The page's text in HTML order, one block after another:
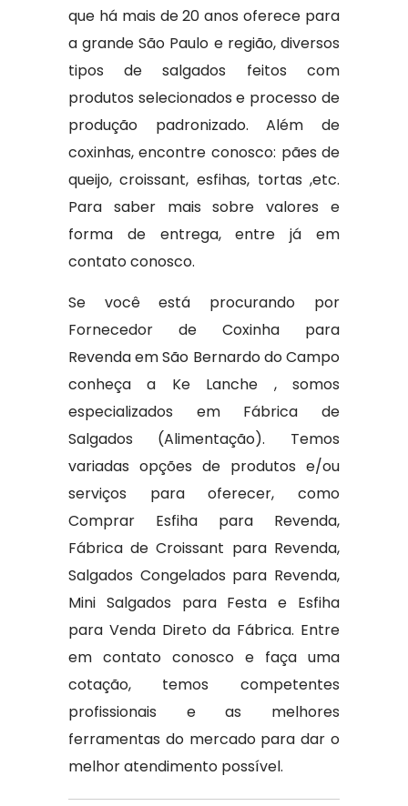
que há mais de 20 anos oferece para
a grande São Paulo e região, diversos
tipos de salgados feitos com
produtos selecionados e processo de
produção padronizado. Além de
coxinhas, encontre conosco: pães de
queijo, croissant, esfihas, tortas ,etc.
Para saber mais sobre valores e
forma de entrega, entre já em
contato conosco.
Se você está procurando por
Fornecedor de Coxinha para
Revenda em São Bernardo do Campo
conheça a Ke Lanche , somos
especializados em Fábrica de
Salgados (Alimentação). Temos
variadas opções de produtos e/ou
serviços para oferecer, como
Comprar Esfiha para Revenda,
Fábrica de Croissant para Revenda,
Salgados Congelados para Revenda,
Mini Salgados para Festa e Esfiha
para Venda Direto da Fábrica. Entre
em contato conosco e faça uma
cotação, temos competentes
profissionais e as melhores
ferramentas do mercado para dar o
melhor atendimento possível.